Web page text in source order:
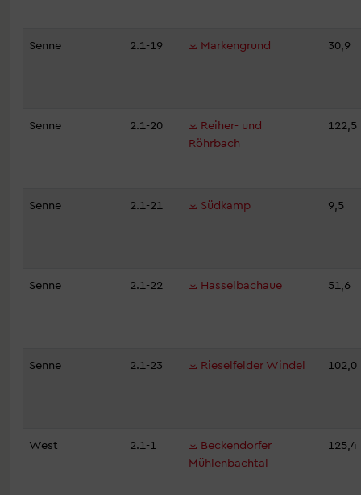
Senne 2.1-19 Markengrund 30,9
Senne 2.1-20
Reiher- und
Röhrbach
122,5
Senne 2.1-21 Südkamp 9,5
Senne 2.1-22 Hasselbachaue 51,6
Senne 2.1-23 Rieselfelder Windel 102,0
West 2.1-1
Beckendorfer
Mühlenbachtal
125,4